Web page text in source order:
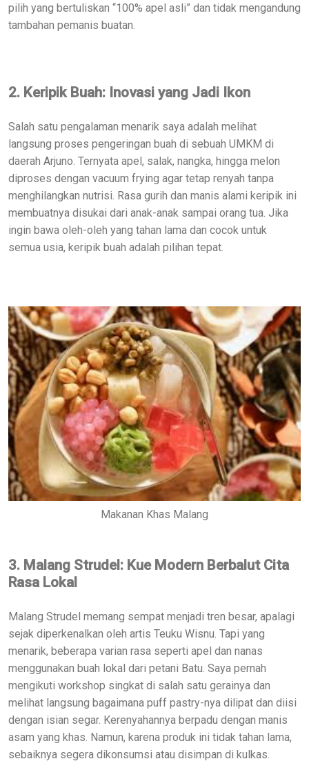
pilih yang bertuliskan “100% apel asli” dan tidak mengandung
tambahan pemanis buatan.
2. Keripik Buah: Inovasi yang Jadi Ikon
Salah satu pengalaman menarik saya adalah melihat
langsung proses pengeringan buah di sebuah UMKM di
daerah Arjuno. Ternyata apel, salak, nangka, hingga melon
diproses dengan vacuum frying agar tetap renyah tanpa
menghilangkan nutrisi. Rasa gurih dan manis alami keripik ini
membuatnya disukai dari anak-anak sampai orang tua. Jika
ingin bawa oleh-oleh yang tahan lama dan cocok untuk
semua usia, keripik buah adalah pilihan tepat.
Makanan Khas Malang
3. Malang Strudel: Kue Modern Berbalut Cita
Rasa Lokal
Malang Strudel memang sempat menjadi tren besar, apalagi
sejak diperkenalkan oleh artis Teuku Wisnu. Tapi yang
menarik, beberapa varian rasa seperti apel dan nanas
menggunakan buah lokal dari petani Batu. Saya pernah
mengikuti workshop singkat di salah satu gerainya dan
melihat langsung bagaimana puff pastry-nya dilipat dan diisi
dengan isian segar. Kerenyahannya berpadu dengan manis
asam yang khas. Namun, karena produk ini tidak tahan lama,
sebaiknya segera dikonsumsi atau disimpan di kulkas.